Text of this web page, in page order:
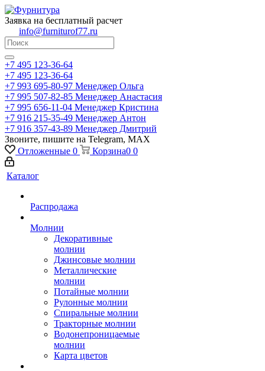
Заявка на бесплатный расчет
info@furniturof77.ru
+7 495 123-36-64
+7 495 123-36-64
+7 993 695-80-97 Менеджер Ольга
+7 995 507-82-85 Менеджер Анастасия
+7 995 656-11-04 Менеджер Кристина
+7 916 215-35-49 Менеджер Антон
+7 916 357-43-89 Менеджер Дмитрий
Звоните, пишите на Telegram, MAX
Отложенные 0 Корзина0 0
Каталог
Распродажа
Молнии
Декоративные
молнии
Джинсовые молнии
Металлические
молнии
Потайные молнии
Рулонные молнии
Спиральные молнии
Тракторные молнии
Водонепроницаемые
молнии
Карта цветов